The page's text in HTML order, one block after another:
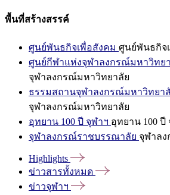
พื้นที่สร้างสรรค์
ศูนย์พันธกิจเพื่อสังคม ศูนย์พันธกิจ
ศูนย์กีฬาแห่งจุฬาลงกรณ์มหาวิทย
จุฬาลงกรณ์มหาวิทยาลัย
ธรรมสถานจุฬาลงกรณ์มหาวิทยา
จุฬาลงกรณ์มหาวิทยาลัย
อุทยาน 100 ปี จุฬาฯ อุทยาน 100 ปี
จุฬาลงกรณ์ราชบรรณาลัย จุฬาล
Highlights
ข่าวสารทั้งหมด
ข่าวจุฬาฯ